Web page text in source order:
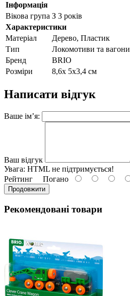
Інформація
Вікова група З 3 років
Характеристики
Матеріал
Дерево, Пластик
Тип
Локомотиви та вагони
Бренд
BRIO
Розміри
8,6х 5х3,4 см
Написати відгук
Ваше ім’я:
Ваш відгук
Увага: HTML не підтримується!
Рейтинг Погано
Продовжити
Рекомендовані товари